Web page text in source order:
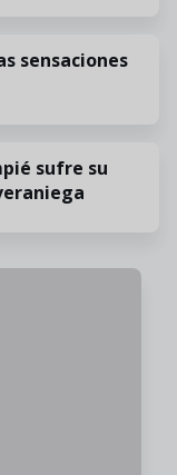
sensaciones
sufre su